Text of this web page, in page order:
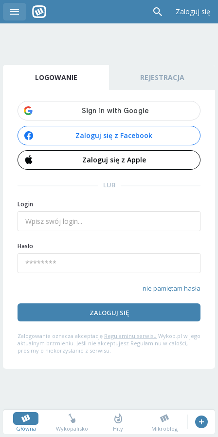
Zaloguj się
LOGOWANIE REJESTRACJA
Zaloguj się z Facebook
Zaloguj się z Apple
LUB
Login
Hasło
nie pamiętam hasła
ZALOGUJ SIĘ
Zalogowanie oznacza akceptację Regulaminu serwisu Wykop.pl w jego
aktualnym brzmieniu. Jeśli nie akceptujesz Regulaminu w całości,
prosimy o niekorzystanie z serwisu.
Główna Wykopalisko Hity Mikroblog